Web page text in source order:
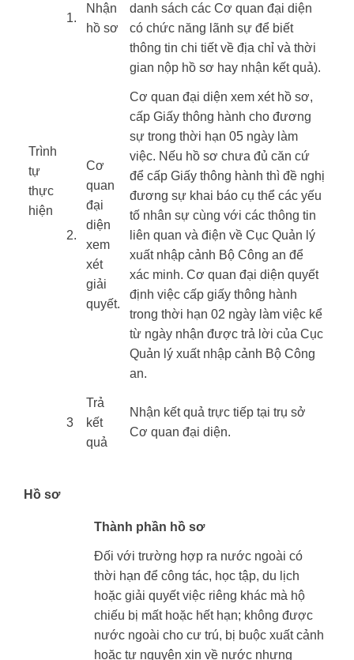
Trình
tự
thực
hiện ​
​1.
​​Nhận
hồ sơ
danh sách các Cơ quan đại diện
có chức năng lãnh sự để biết
thông tin chi tiết về địa chỉ và thời
gian nộp hồ sơ hay nhận kết quả).
​2.
​​Cơ
quan
đại
diện
xem
xét
giải
quyết.
Cơ quan đại diện xem xét hồ sơ,
cấp Giấy thông hành cho đương
sự trong thời hạn 05 ngày làm
việc. Nếu hồ sơ chưa đủ căn cứ
để cấp Giấy thông hành thì đề nghị
đương sự khai báo cụ thể các yếu
tố nhân sự cùng với các thông tin
liên quan và điện về Cục Quản lý
xuất nhập cảnh Bộ Công an để
xác minh. Cơ quan đại diện quyết
định việc cấp giấy thông hành
trong thời hạn 02 ngày làm việc kể
từ ngày nhận được trả lời của Cục
Quản lý xuất nhập cảnh Bộ Công
an.
​3
​​Trả
kết
quả
Nhận kết quả trực tiếp tại trụ sở
Cơ quan đại diện.
Hồ sơ
​Thành phần hồ sơ
Đối với trường hợp ra nước ngoài có
thời hạn để công tác, học tập, du lịch
hoặc giải quyết việc riêng khác mà hộ
chiếu bị mất hoặc hết hạn; không được
nước ngoài cho cư trú, bị buộc xuất cảnh
hoặc tự nguyện xin về nước nhưng